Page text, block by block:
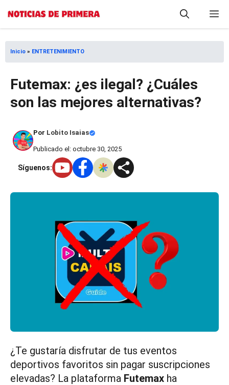
Saltar
contenido
Inicio » ENTRETENIMIENTO
Futemax: ¿es ilegal? ¿Cuáles
son las mejores alternativas?
Por Lobito Isaias
Publicado el: octubre 30, 2025
Síguenos:
¿Te gustaría disfrutar de tus eventos
deportivos favoritos sin pagar suscripciones
elevadas? La plataforma Futemax ha